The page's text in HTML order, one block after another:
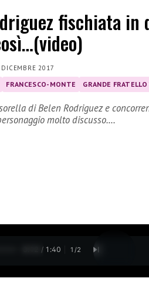
fischiata in
2017
FRANCESCO-MONTE GRANDE
di Belen Rodriguez e
molto discusso.…
0:13 / 1:40 1 /2